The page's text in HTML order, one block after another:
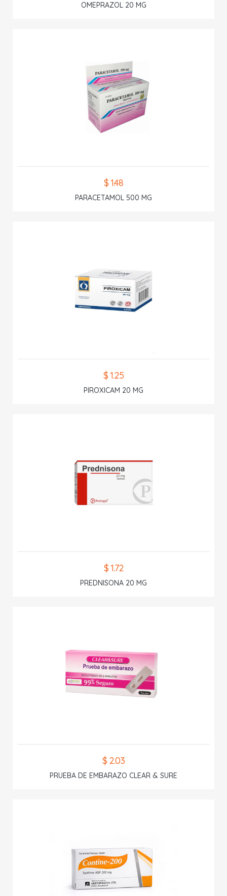
OMEPRAZOL 20 MG
$ 1.48
PARACETAMOL 500 MG
$ 1.25
PIROXICAM 20 MG
$ 1.72
PREDNISONA 20 MG
$ 2.03
PRUEBA DE EMBARAZO CLEAR & SURE